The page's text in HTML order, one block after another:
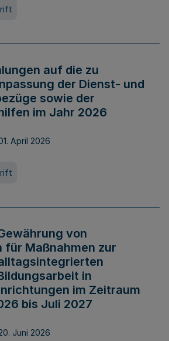
auf die zu
der Dienst- und
sowie der
im Jahr 2026
April 2026
von
für Maßnahmen zur
in
im Zeitraum
bis Juli 2027
Juni 2026